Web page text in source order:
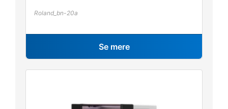
Roland_bn-20a
Se mere